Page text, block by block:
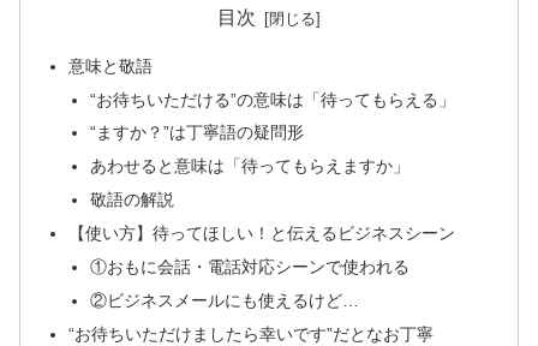
目次
意味と敬語
“お待ちいただける”の意味は「待ってもらえる」
“ますか？”は丁寧語の疑問形
あわせると意味は「待ってもらえますか」
敬語の解説
【使い方】待ってほしい！と伝えるビジネスシーン
①おもに会話・電話対応シーンで使われる
②ビジネスメールにも使えるけど…
“お待ちいただけましたら幸いです”だとなお丁寧